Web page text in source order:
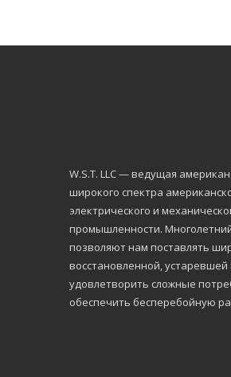
W.S.Т. LLC — ведущая
широкого спектра
электрического и
промышленности.
позволяют нам поставлять
восстановленной,
удовлетворить сложные
обеспечить бесперебойную